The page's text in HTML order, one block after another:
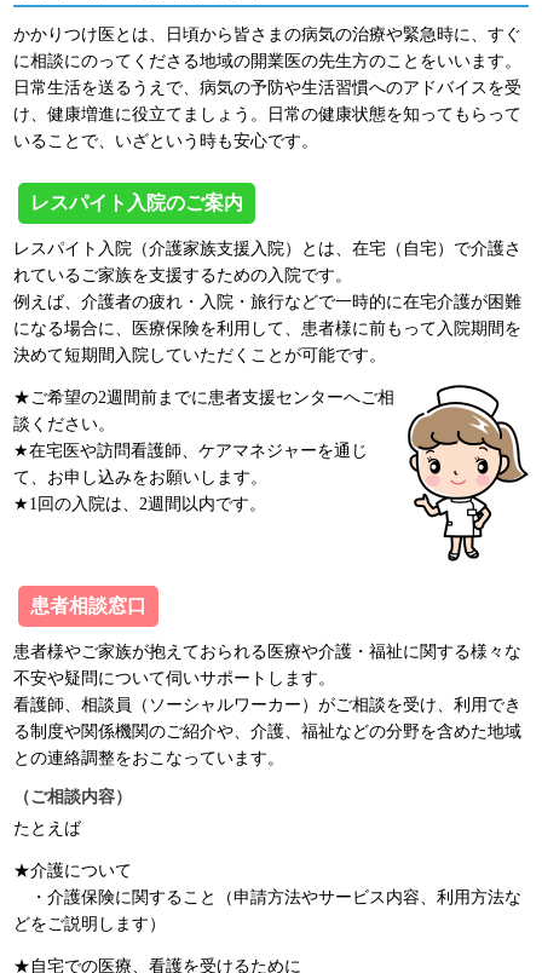
かかりつけ医とは、日頃から皆さまの病気の治療や緊急時に、すぐ
に相談にのってくださる地域の開業医の先生方のことをいいます。
日常生活を送るうえで、病気の予防や生活習慣へのアドバイスを受
け、健康増進に役立てましょう。日常の健康状態を知ってもらって
いることで、いざという時も安心です。
レスパイト入院のご案内
レスパイト入院（介護家族支援入院）とは、在宅（自宅）で介護さ
れているご家族を支援するための入院です。
例えば、介護者の疲れ・入院・旅行などで一時的に在宅介護が困難
になる場合に、医療保険を利用して、患者様に前もって入院期間を
決めて短期間入院していただくことが可能です。
★ご希望の2週間前までに患者支援センターへご相
談ください。
★在宅医や訪問看護師、ケアマネジャーを通じ
て、お申し込みをお願いします。
★1回の入院は、2週間以内です。
患者相談窓口
患者様やご家族が抱えておられる医療や介護・福祉に関する様々な
不安や疑問について伺いサポートします。
看護師、相談員（ソーシャルワーカー）がご相談を受け、利用でき
る制度や関係機関のご紹介や、介護、福祉などの分野を含めた地域
との連絡調整をおこなっています。
（ご相談内容）
たとえば
★介護について
・介護保険に関すること（申請方法やサービス内容、利用方法な
どをご説明します）
★自宅での医療、看護を受けるために